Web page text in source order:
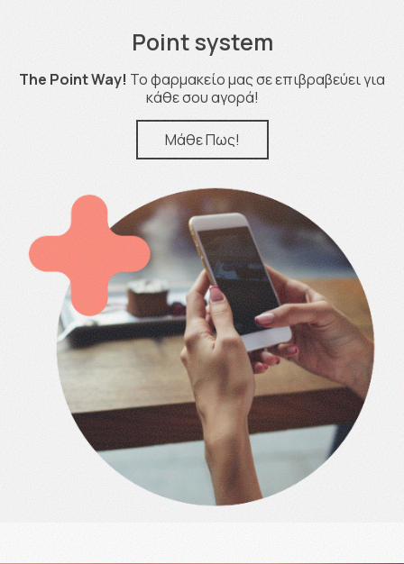
Point system
The Point Way! Το φαρμακείο μας σε επιβραβεύει για
κάθε σου αγορά!
Μάθε Πως!